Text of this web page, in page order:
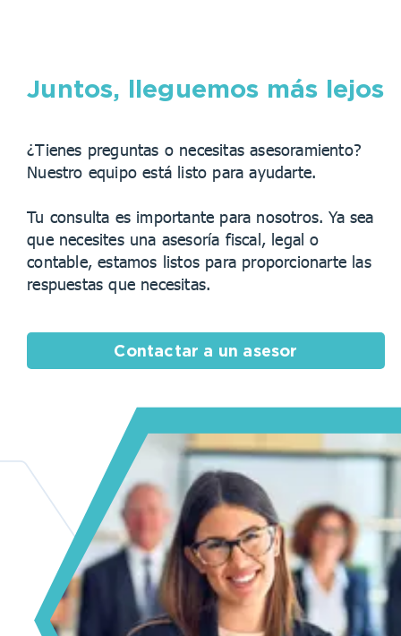
Juntos, lleguemos más lejos
¿Tienes preguntas o necesitas asesoramiento?
Nuestro equipo está listo para ayudarte.
Tu consulta es importante para nosotros. Ya sea
que necesites una asesoría fiscal, legal o
contable, estamos listos para proporcionarte las
respuestas que necesitas.
Contactar a un asesor